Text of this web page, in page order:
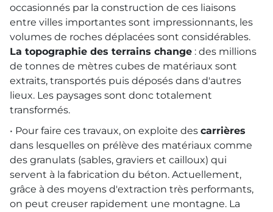
occasionnés par la construction de ces liaisons
entre villes importantes sont impressionnants, les
volumes de roches déplacées sont considérables.
La topographie des terrains change : des millions
de tonnes de mètres cubes de matériaux sont
extraits, transportés puis déposés dans d'autres
lieux. Les paysages sont donc totalement
transformés.
• Pour faire ces travaux, on exploite des carrières
dans lesquelles on prélève des matériaux comme
des granulats (sables, graviers et cailloux) qui
servent à la fabrication du béton. Actuellement,
grâce à des moyens d'extraction très performants,
on peut creuser rapidement une montagne. La